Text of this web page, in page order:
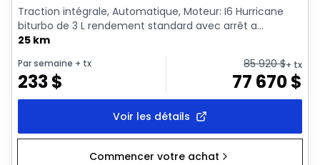
Traction intégrale, Automatique, Moteur: I6 Hurricane
biturbo de 3 L rendement standard avec arrêt a...
25 km
Par semaine + tx
233$
85 920$+ tx
77 670$
Voir les détails
Commencer votre achat